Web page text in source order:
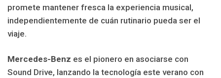
promete mantener fresca la experiencia musical,
independientemente de cuán rutinario pueda ser el
viaje.
Mercedes-Benz es el pionero en asociarse con
Sound Drive, lanzando la tecnología este verano con